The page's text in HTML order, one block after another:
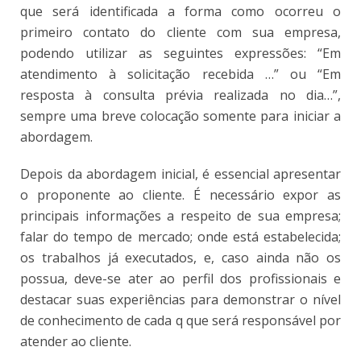
que será identificada a forma como ocorreu o
primeiro contato do cliente com sua empresa,
podendo utilizar as seguintes expressões: “Em
atendimento à solicitação recebida …” ou “Em
resposta à consulta prévia realizada no dia…”,
sempre uma breve colocação somente para iniciar a
abordagem.
Depois da abordagem inicial, é essencial apresentar
o proponente ao cliente. É necessário expor as
principais informações a respeito de sua empresa;
falar do tempo de mercado; onde está estabelecida;
os trabalhos já executados, e, caso ainda não os
possua, deve-se ater ao perfil dos profissionais e
destacar suas experiências para demonstrar o nível
de conhecimento de cada q que será responsável por
atender ao cliente.